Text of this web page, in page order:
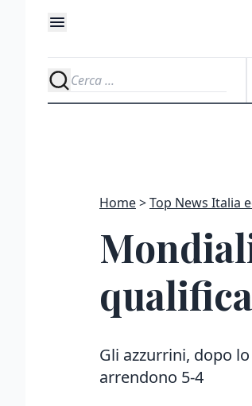
Home Top News Italia
Gli azzurrini, dopo
arrendono 5-4